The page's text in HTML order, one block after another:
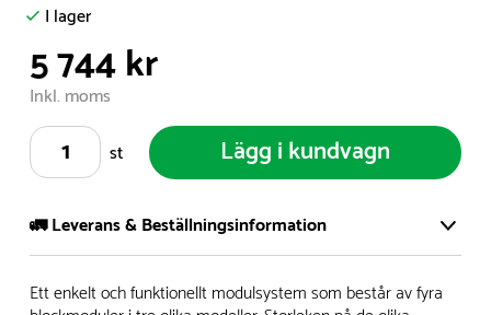
1 I lager
5 744 kr
Inkl. moms
st
Lägg i kundvagn
🚛 Leverans & Beställningsinformation
Vi har ett stort och modernt lager på över 8.000 kvm och
Ett enkelt och funktionellt modulsystem som består av fyra